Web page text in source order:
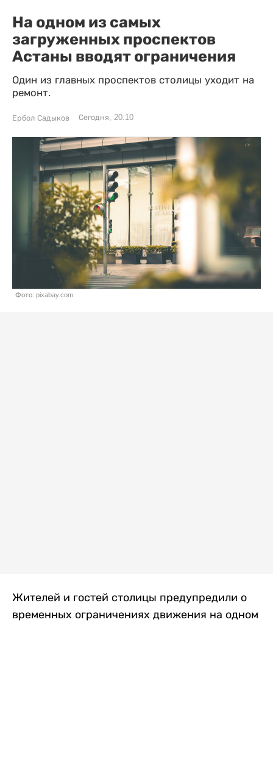
На одном из самых
загруженных проспектов
Астаны вводят ограничения
Один из главных проспектов столицы уходит на
ремонт.
Ербол Садыков Сегодня, 20:10
Фото: pixabay.com
Жителей и гостей столицы предупредили о
временных ограничениях движения на одном